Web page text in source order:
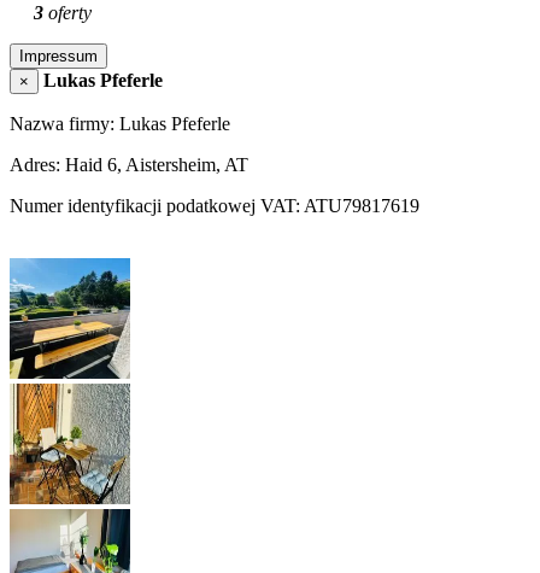
3 oferty
Impressum
×
Lukas Pfeferle
Nazwa firmy: Lukas Pfeferle
Adres: Haid 6, Aistersheim, AT
Numer identyfikacji podatkowej VAT: ATU79817619